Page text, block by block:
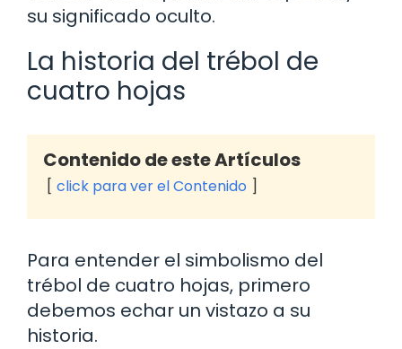
su significado oculto.
La historia del trébol de
cuatro hojas
Contenido de este Artículos
click para ver el Contenido
Para entender el simbolismo del
trébol de cuatro hojas, primero
debemos echar un vistazo a su
historia.